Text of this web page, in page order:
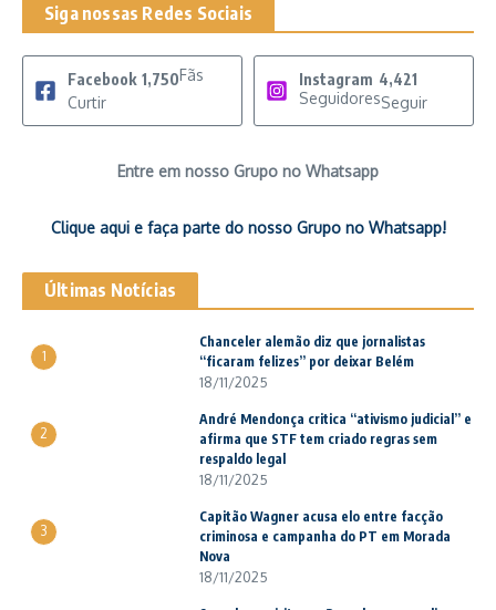
Siga nossas Redes Sociais
Facebook 1,750Fãs
Curtir
Instagram 4,421
SeguidoresSeguir
Entre em nosso Grupo no Whatsapp
Clique aqui e faça parte do nosso Grupo no Whatsapp!
Últimas Notícias
1
Chanceler alemão diz que jornalistas
“ficaram felizes” por deixar Belém
18/11/2025
2
André Mendonça critica “ativismo judicial” e
afirma que STF tem criado regras sem
respaldo legal
18/11/2025
3
Capitão Wagner acusa elo entre facção
criminosa e campanha do PT em Morada
Nova
18/11/2025